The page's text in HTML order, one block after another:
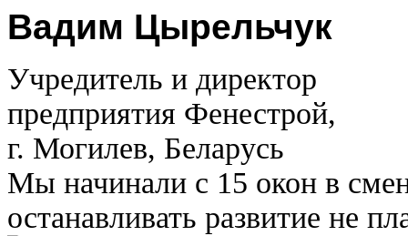
Вадим Цырельчук
Учредитель и директор
предприятия Фенестрой,
г. Могилев, Беларусь
Мы начинали с 15 окон в
останавливать развитие не